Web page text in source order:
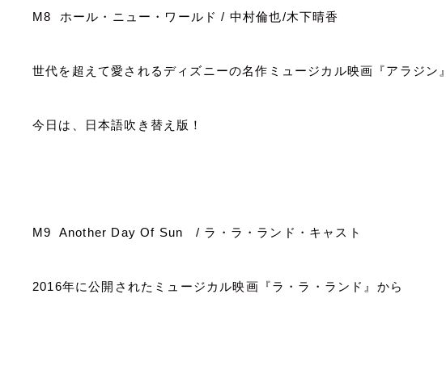
M8 ホール・ニュー・ワールド / 中村倫也/木下晴香
世代を超えて愛されるディズニーの名作ミュージカル映画『アラジン』
今日は、日本語吹き替え版！
M9 Another Day Of Sun / ラ・ラ・ランド・キャスト
2016年に公開されたミュージカル映画『ラ・ラ・ランド』から